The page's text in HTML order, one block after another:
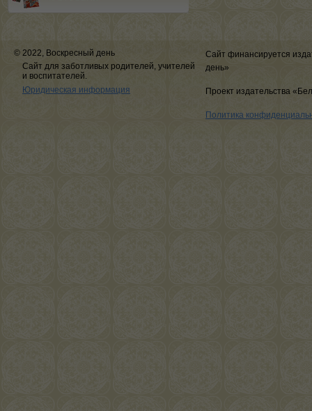
© 2022, Воскресный день
Сайт для заботливых родителей, учителей
и воспитателей.
Юридическая информация
Сайт финансируется
день»
Проект издательства
Политика